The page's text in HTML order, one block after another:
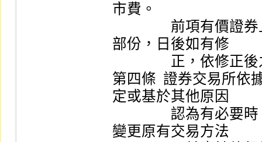
市費。
前項有價證券上
部份，日後如有修
正，依修正後之
第四條  證券交易所依
定或基於其他原因
認為有必要時，
變更原有交易方法